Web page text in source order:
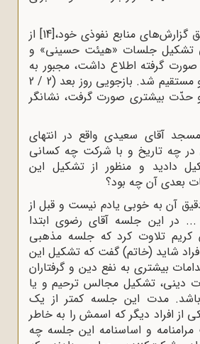
گزارش‌های منابع نفوذی خود،[14] از
تشکیل جلسات «هیئت حسینی» و
صورت گرفته اطلاع داشت، مجبور به
پرسش‌های صریح و مستقیم شد. بازجویی روز بعد (2 / 2
و حدّت بیشتری صورت گرفت، نشانگر
آقای سعیدی واقع در انتهای
در چه تاریخ و با شرکت چه کسانی
دادید و منظور از تشکیل این
بعدی آن چه بود؟
آن به خوبی یادم نیست و قبل از
... در این جلسه آقای رضوی ابتدا
کریم تلاوت کرد که جلسه مذهبی
شاید (خاتم) گفت که تشکیل این
بیشتری به نفع دین و گرفتاران
دینی، تشکیل مجالس ترحیم و یا
مدت این جلسه کمتر از یک
از افراد دیگر که اسمش را به خاطر
و اساسنامه این جلسه چه